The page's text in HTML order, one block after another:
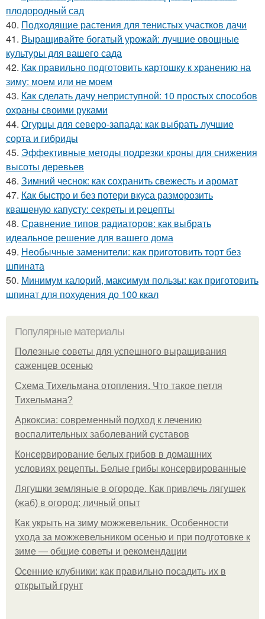
плодородный сад
40. Подходящие растения для тенистых участков дачи
41. Выращивайте богатый урожай: лучшие овощные
культуры для вашего сада
42. Как правильно подготовить картошку к хранению на
зиму: моем или не моем
43. Как сделать дачу неприступной: 10 простых способов
охраны своими руками
44. Огурцы для северо-запада: как выбрать лучшие
сорта и гибриды
45. Эффективные методы подрезки кроны для снижения
высоты деревьев
46. Зимний чеснок: как сохранить свежесть и аромат
47. Как быстро и без потери вкуса разморозить
квашеную капусту: секреты и рецепты
48. Сравнение типов радиаторов: как выбрать
идеальное решение для вашего дома
49. Необычные заменители: как приготовить торт без
шпината
50. Минимум калорий, максимум пользы: как приготовить
шпинат для похудения до 100 ккал
Популярные материалы
Полезные советы для успешного выращивания
саженцев осенью
Схема Тихельмана отопления. Что такое петля
Тихельмана?
Аркоксиа: современный подход к лечению
воспалительных заболеваний суставов
Консервирование белых грибов в домашних
условиях рецепты. Белые грибы консервированные
Лягушки земляные в огороде. Как привлечь лягушек
(жаб) в огород: личный опыт
Как укрыть на зиму можжевельник. Особенности
ухода за можжевельником осенью и при подготовке к
зиме — общие советы и рекомендации
Осенние клубники: как правильно посадить их в
открытый грунт